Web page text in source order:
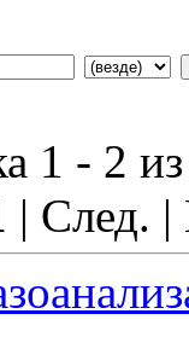
1 - 2
| След.